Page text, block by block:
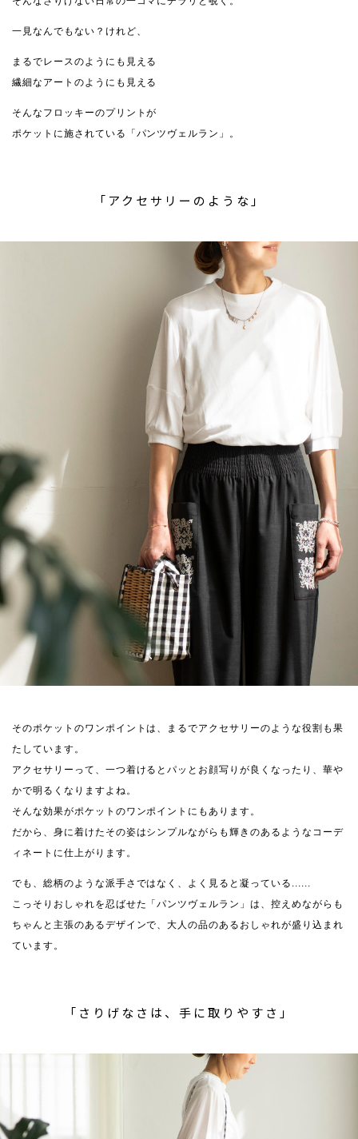
一見なんでもない？けれど、
まるでレースのようにも見える
繊細なアートのようにも見える
そんなフロッキーのプリントが
ポケットに施されている「パンツヴェルラン」。
「アクセサリーのような」
そのポケットのワンポイントは、まるでアクセサリーのような役割も果
たしています。
アクセサリーって、一つ着けるとパッとお顔写りが良くなったり、華や
かで明るくなりますよね。
そんな効果がポケットのワンポイントにもあります。
だから、身に着けたその姿はシンプルながらも輝きのあるようなコーデ
ィネートに仕上がります。
でも、総柄のような派手さではなく、よく見ると凝っている......
こっそりおしゃれを忍ばせた「パンツヴェルラン」は、控えめながらも
ちゃんと主張のあるデザインで、大人の品のあるおしゃれが盛り込まれ
ています。
「さりげなさは、手に取りやすさ」